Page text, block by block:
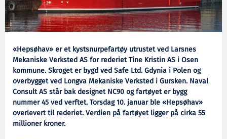
«Hepsøhav» er et kystsnurpefartøy utrustet ved Larsnes
Mekaniske Verksted AS for rederiet Tine Kristin AS i Osen
kommune. Skroget er bygd ved Safe Ltd. Gdynia i Polen og
overbygget ved Longva Mekaniske Verksted i Gursken. Naval
Consult AS står bak designet NC90 og fartøyet er bygg
nummer 45 ved verftet. Torsdag 10. januar ble «Hepsøhav»
overlevert til rederiet. Verdien på fartøyet ligger på cirka 55
millioner kroner.